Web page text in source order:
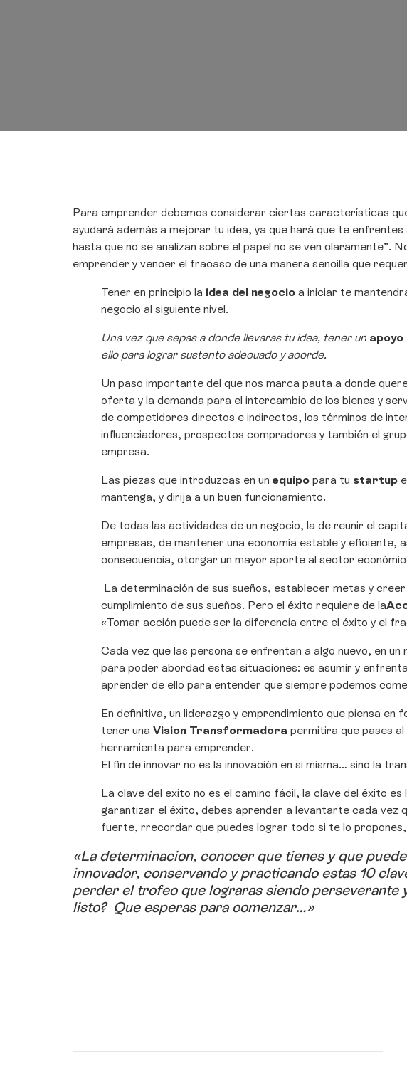
Para emprender debemos considerar ciertas características
ayudará además a mejorar tu idea, ya que hará que te
hasta que no se analizan sobre el papel no se ven claramente”.
emprender y vencer el fracaso de una manera sencilla que
Tener en principio la idea del negocio a iniciar te
negocio al siguiente nivel.
Una vez que sepas a donde llevaras tu idea, tener un apoyo
ello para lograr sustento adecuado y acorde.
Un paso importante del que nos marca pauta a donde
oferta y la demanda para el intercambio de los bienes y
de competidores directos e indirectos, los términos de
influenciadores, prospectos compradores y también el
empresa.
Las piezas que introduzcas en un equipo para tu startup
mantenga, y dirija a un buen funcionamiento.
De todas las actividades de un negocio, la de reunir el
empresas, de mantener una economía estable y
consecuencia, otorgar un mayor aporte al sector
La determinación de sus sueños, establecer metas y
cumplimiento de sus sueños. Pero el éxito requiere de la
«Tomar acción puede ser la diferencia entre el éxito y el
Cada vez que las persona se enfrentan a algo nuevo, en
para poder abordad estas situaciones: es asumir y
aprender de ello para entender que siempre podemos
En definitiva, un liderazgo y emprendimiento que piensa
tener una Vision Transformadora permitira que pases
herramienta para emprender.
El fin de innovar no es la innovación en si misma… sino la
La clave del exito no es el camino fácil, la clave del éxito es
garantizar el éxito, debes aprender a levantarte cada vez
fuerte, rrecordar que puedes lograr todo si te lo
«La determinacion, conocer que tienes y que
innovador, conservando y practicando estas 10
perder el trofeo que lograras siendo perseverante
listo? Que esperas para comenzar…»